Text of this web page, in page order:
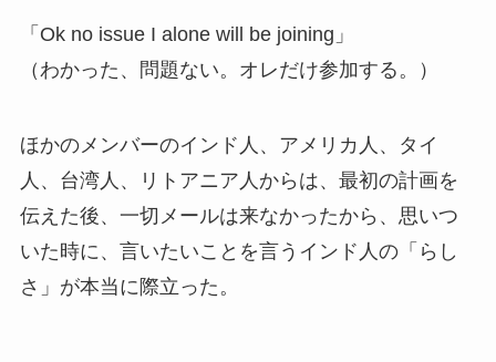
「Ok no issue I alone will be joining」
（わかった、問題ない。オレだけ参加する。）
ほかのメンバーのインド人、アメリカ人、タイ
人、台湾人、リトアニア人からは、最初の計画を
伝えた後、一切メールは来なかったから、思いつ
いた時に、言いたいことを言うインド人の「らし
さ」が本当に際立った。